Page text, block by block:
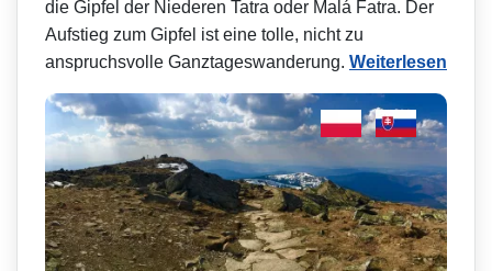
die Gipfel der Niederen Tatra oder Malá Fatra. Der
Aufstieg zum Gipfel ist eine tolle, nicht zu
anspruchsvolle Ganztageswanderung. Weiterlesen